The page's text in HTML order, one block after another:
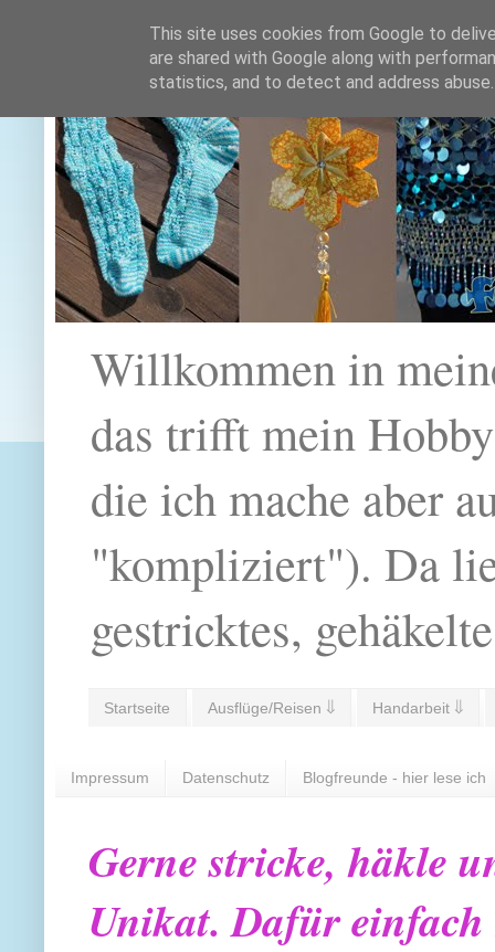
Willkommen in
das trifft mein
die ich mache aber
"kompliziert"). Da
gestricktes,
Startseite Ausflüge/Reisen ⇓ Handarbeit ⇓
Impressum Datenschutz Blogfreunde - hier lese ich
Gerne stricke, häkle
Unikat. Dafür
This site uses cookies from Google to
are shared with Google along with
statistics, and to detect and address abuse.